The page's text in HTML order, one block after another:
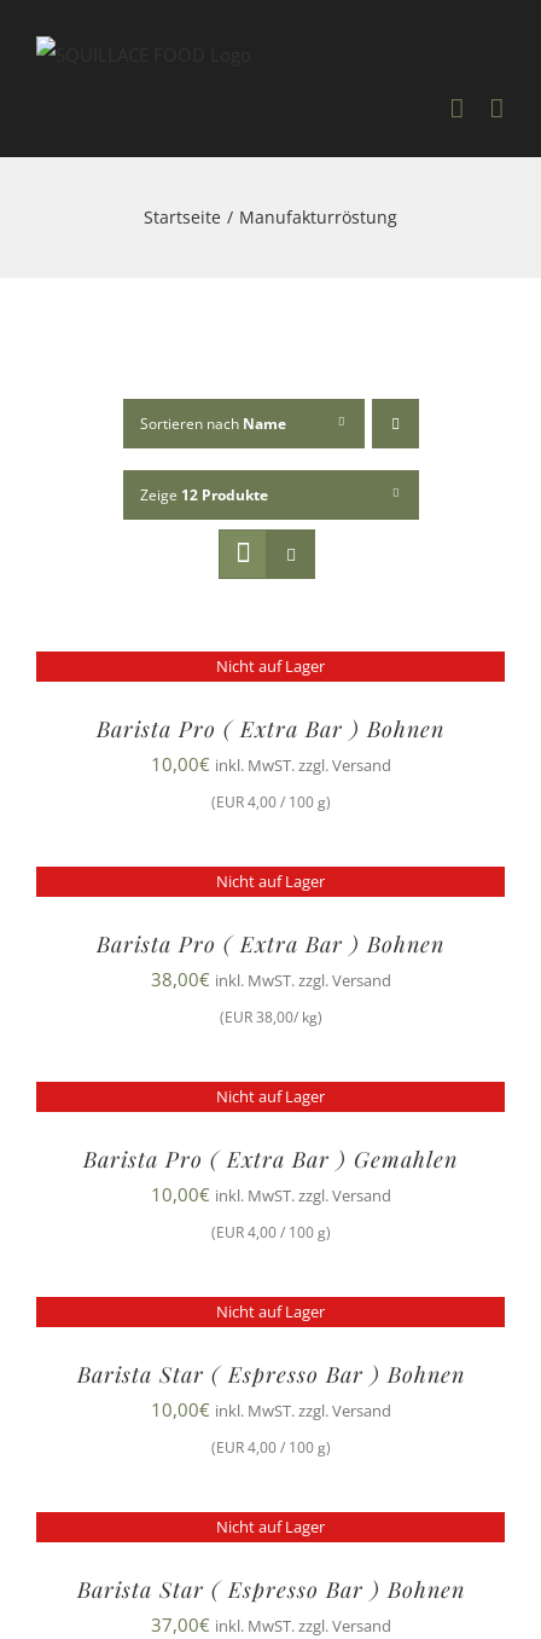
Startseite Manufakturröstung
Sortieren nach Name
Zeige 12 Produkte
Nicht auf Lager
Barista Pro ( Extra Bar ) Bohnen
10,00€ inkl. MwST. zzgl. Versand
(EUR 4,00 / 100 g)
Nicht auf Lager
Barista Pro ( Extra Bar ) Bohnen
38,00€ inkl. MwST. zzgl. Versand
(EUR 38,00/ kg)
Nicht auf Lager
Barista Pro ( Extra Bar ) Gemahlen
10,00€ inkl. MwST. zzgl. Versand
(EUR 4,00 / 100 g)
Nicht auf Lager
Barista Star ( Espresso Bar ) Bohnen
10,00€ inkl. MwST. zzgl. Versand
(EUR 4,00 / 100 g)
Nicht auf Lager
Barista Star ( Espresso Bar ) Bohnen
37,00€ inkl. MwST. zzgl. Versand